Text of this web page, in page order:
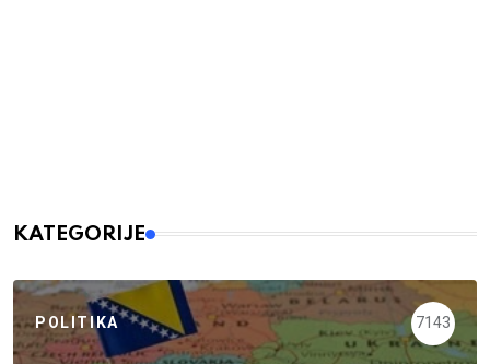
KATEGORIJE
POLITIKA 7143